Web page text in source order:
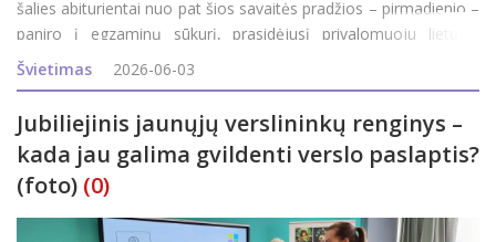
šalies abiturientai nuo pat šios savaitės pradžios – pirmadienio –
paniro į egzaminų sūkurį, prasidėjusį privalomuoju lietuvių
kalbos ir literatūros egzaminu. Šiandien abiturientai laikė geogra
Švietimas 2026-06-03
Jubiliejinis jaunųjų verslininkų renginys –
kada jau galima gvildenti verslo paslaptis?
(foto) (0)